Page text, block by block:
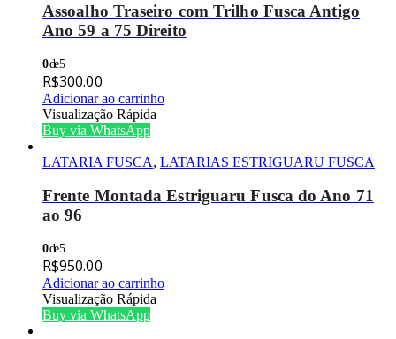
Assoalho Traseiro com Trilho Fusca Antigo
Ano 59 a 75 Direito
0de 5
R$300.00
Adicionar ao carrinho
Visualização Rápida
Buy via WhatsApp
LATARIA FUSCA, LATARIAS ESTRIGUARU FUSCA
Frente Montada Estriguaru Fusca do Ano 71
ao 96
0de 5
R$950.00
Adicionar ao carrinho
Visualização Rápida
Buy via WhatsApp